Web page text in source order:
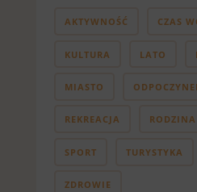
AKTYWNOŚĆ CZAS
KULTURA LATO
MIASTO
REKREACJA RODZINA
SPORT TURYSTYKA
ZDROWIE